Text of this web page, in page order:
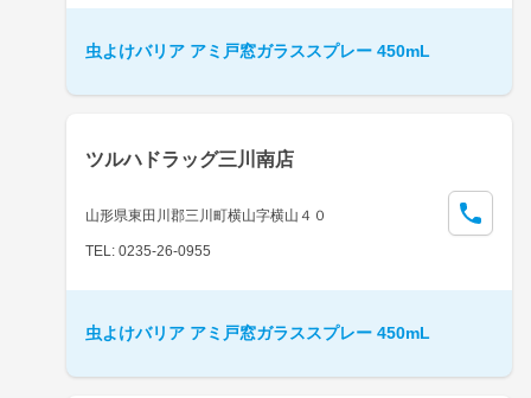
虫よけバリア アミ戸窓ガラススプレー 450mL
ツルハドラッグ三川南店
山形県東田川郡三川町横山字横山４０
TEL: 0235-26-0955
虫よけバリア アミ戸窓ガラススプレー 450mL